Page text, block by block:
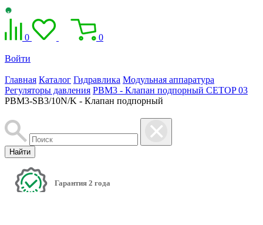
0 0
Войти
Главная Каталог Гидравлика Модульная аппаратура
Регуляторы давления PBM3 - Клапан подпорный CETOP 03
PBM3-SB3/10N/K - Клапан подпорный
Найти
Гарантия 2 года